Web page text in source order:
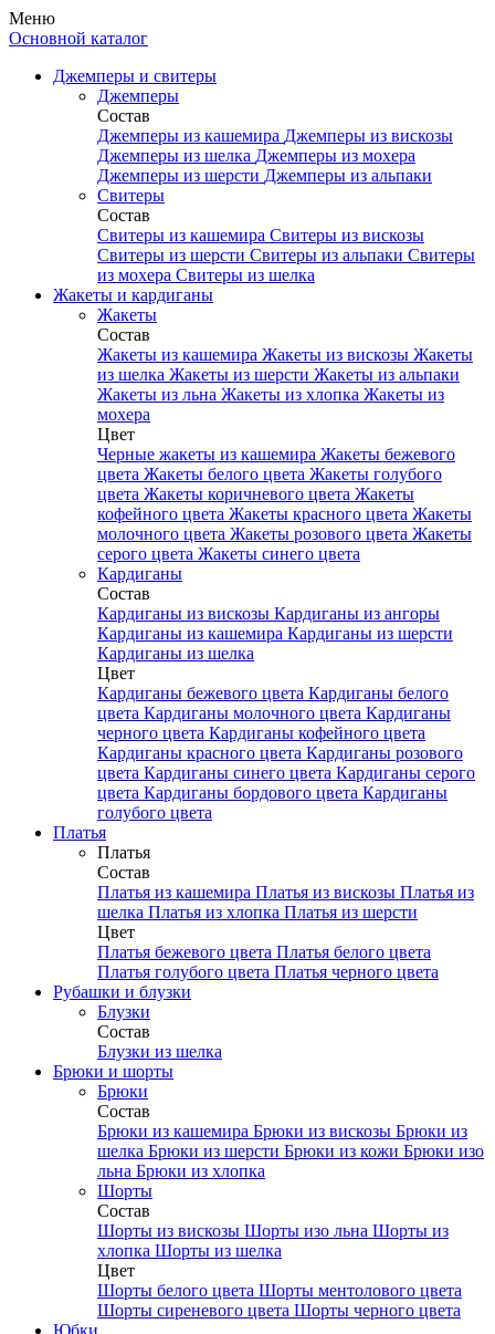
Меню
Основной каталог
Джемперы и свитеры
Джемперы
Состав
Джемперы из кашемира Джемперы из вискозы
Джемперы из шелка Джемперы из мохера
Джемперы из шерсти Джемперы из альпаки
Свитеры
Состав
Свитеры из кашемира Свитеры из вискозы
Свитеры из шерсти Свитеры из альпаки Свитеры
из мохера Свитеры из шелка
Жакеты и кардиганы
Жакеты
Состав
Жакеты из кашемира Жакеты из вискозы Жакеты
из шелка Жакеты из шерсти Жакеты из альпаки
Жакеты из льна Жакеты из хлопка Жакеты из
мохера
Цвет
Черные жакеты из кашемира Жакеты бежевого
цвета Жакеты белого цвета Жакеты голубого
цвета Жакеты коричневого цвета Жакеты
кофейного цвета Жакеты красного цвета Жакеты
молочного цвета Жакеты розового цвета Жакеты
серого цвета Жакеты синего цвета
Кардиганы
Состав
Кардиганы из вискозы Кардиганы из ангоры
Кардиганы из кашемира Кардиганы из шерсти
Кардиганы из шелка
Цвет
Кардиганы бежевого цвета Кардиганы белого
цвета Кардиганы молочного цвета Кардиганы
черного цвета Кардиганы кофейного цвета
Кардиганы красного цвета Кардиганы розового
цвета Кардиганы синего цвета Кардиганы серого
цвета Кардиганы бордового цвета Кардиганы
голубого цвета
Платья
Платья
Состав
Платья из кашемира Платья из вискозы Платья из
шелка Платья из хлопка Платья из шерсти
Цвет
Платья бежевого цвета Платья белого цвета
Платья голубого цвета Платья черного цвета
Рубашки и блузки
Блузки
Состав
Блузки из шелка
Брюки и шорты
Брюки
Состав
Брюки из кашемира Брюки из вискозы Брюки из
шелка Брюки из шерсти Брюки из кожи Брюки изо
льна Брюки из хлопка
Шорты
Состав
Шорты из вискозы Шорты изо льна Шорты из
хлопка Шорты из шелка
Цвет
Шорты белого цвета Шорты ментолового цвета
Шорты сиреневого цвета Шорты черного цвета
Юбки